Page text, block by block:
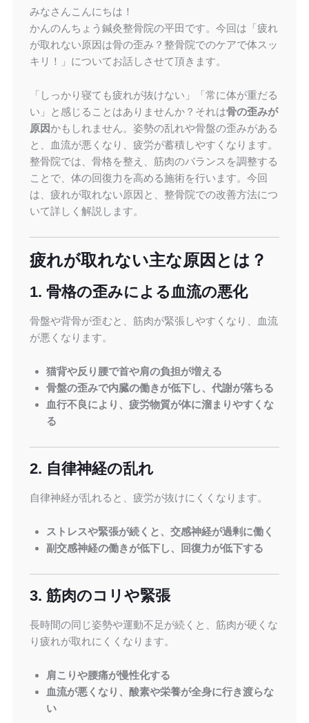
みなさんこんにちは！
かんのんちょう鍼灸整骨院の平田です。今回は「疲れ
が取れない原因は骨の歪み？整骨院でのケアで体スッ
キリ！」についてお話しさせて頂きます。
「しっかり寝ても疲れが抜けない」「常に体が重だる
い」と感じることはありませんか？それは骨の歪みが
原因かもしれません。姿勢の乱れや骨盤の歪みがある
と、血流が悪くなり、疲労が蓄積しやすくなります。
整骨院では、骨格を整え、筋肉のバランスを調整する
ことで、体の回復力を高める施術を行います。今回
は、疲れが取れない原因と、整骨院での改善方法につ
いて詳しく解説します。
疲れが取れない主な原因とは？
1. 骨格の歪みによる血流の悪化
骨盤や背骨が歪むと、筋肉が緊張しやすくなり、血流
が悪くなります。
猫背や反り腰で首や肩の負担が増える
骨盤の歪みで内臓の働きが低下し、代謝が落ちる
血行不良により、疲労物質が体に溜まりやすくな
る
2. 自律神経の乱れ
自律神経が乱れると、疲労が抜けにくくなります。
ストレスや緊張が続くと、交感神経が過剰に働く
副交感神経の働きが低下し、回復力が低下する
3. 筋肉のコリや緊張
長時間の同じ姿勢や運動不足が続くと、筋肉が硬くな
り疲れが取れにくくなります。
肩こりや腰痛が慢性化する
血流が悪くなり、酸素や栄養が全身に行き渡らな
い